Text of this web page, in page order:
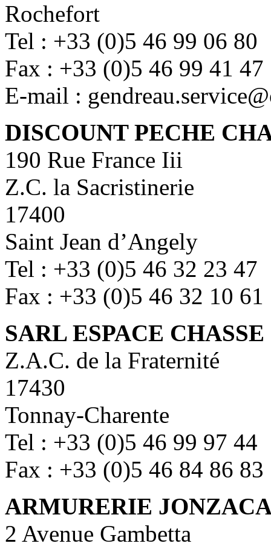
Rochefort
Tel : +33 (0)5 46 99 06 80
Fax : +33 (0)5 46 99 41 47
E-mail :
DISCOUNT PECHE
190 Rue France Iii
Z.C. la Sacristinerie
17400
Saint Jean d’Angely
Tel : +33 (0)5 46 32 23 47
Fax : +33 (0)5 46 32 10 61
SARL ESPACE
Z.A.C. de la Fraternité
17430
Tonnay-Charente
Tel : +33 (0)5 46 99 97 44
Fax : +33 (0)5 46 84 86 83
ARMURERIE
2 Avenue Gambetta